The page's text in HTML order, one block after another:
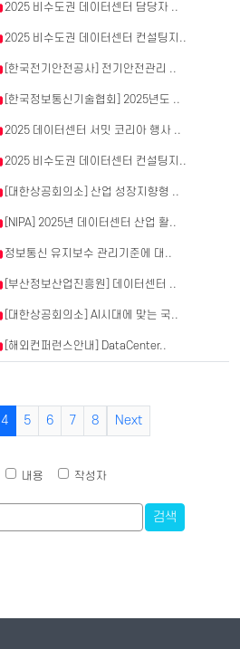
2025 비수도권 데이터센터 담당자 ..
2025 비수도권 데이터센터 컨설팅지..
[한국전기안전공사] 전기안전관리 ..
[한국정보통신기술협회] 2025년도 ..
2025 데이터센터 서밋 코리아 행사 ..
2025 비수도권 데이터센터 컨설팅지..
[대한상공회의소] 산업 성장지향형 ..
[NIPA] 2025년 데이터센터 산업 활..
정보통신 유지보수 관리기준에 대..
[부산정보산업진흥원] 데이터센터 ..
[대한상공회의소] AI시대에 맞는 국..
[해외컨퍼런스안내] DataCenter..
4 5 6 7 8 Next
내용 작성자
검색